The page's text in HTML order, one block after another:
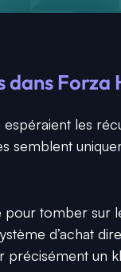
Forza
espéraient les
semblent
tomber sur
d’achat
un